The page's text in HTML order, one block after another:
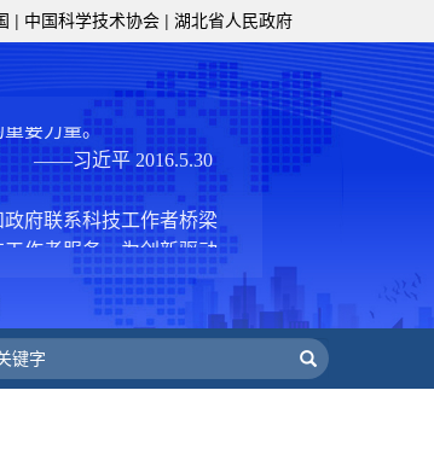
| 中国科学技术协会 | 湖北省人民政府
进军科技创新，组织开展
发展，促进科学普及和
结联系广大科技工作者的
重要力量。
——习近平 2016.5.30
府联系科技工作者桥梁
工作者服务、为创新驱动
素质服务、为党和政府科
科技工作者团结在党的
优良学风。要坚持面向
科技界的开放、信任、
代化国家、推动构建人